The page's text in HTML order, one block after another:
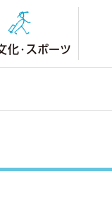
化・スポーツ